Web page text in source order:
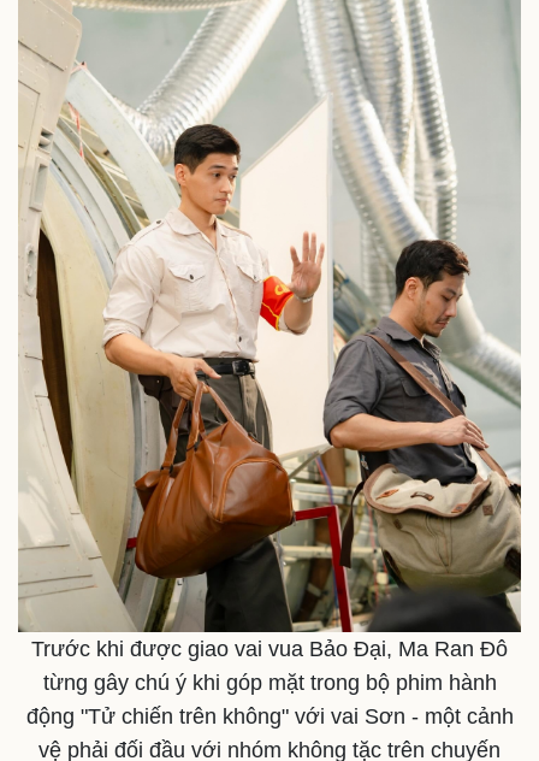
Thể thao
Bóng đá
Lịch thi đấu bóng đá
Thế giới thể thao
eSports
Ô tô - Xe máy
Ô tô
Xe máy
Tư vấn
Trước khi được giao vai vua Bảo Đại, Ma Ran Đô
từng gây chú ý khi góp mặt trong bộ phim hành
động "Tử chiến trên không" với vai Sơn - một cảnh
vệ phải đối đầu với nhóm không tặc trên chuyến